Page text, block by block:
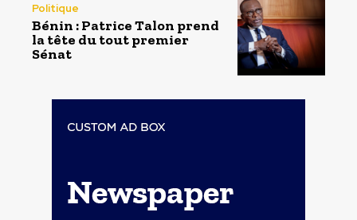
Politique
Bénin : Patrice Talon prend
la tête du tout premier
Sénat